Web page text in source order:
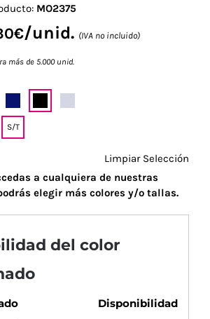
MO2375
€/unid. (IVA no incluido)
más de 5.000 unid.
S/T
Limpiar Selección
a cualquiera de nuestras
elegir más colores y/o tallas.
del color
Disponibilidad